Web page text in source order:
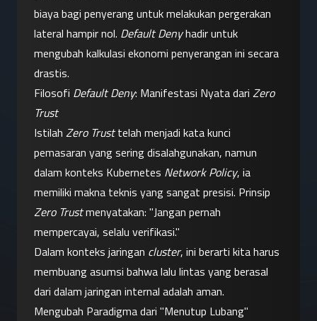
biaya bagi penyerang untuk melakukan pergerakan
lateral hampir nol. Default Deny hadir untuk
mengubah kalkulasi ekonomi penyerangan ini secara
drastis.
Filosofi Default Deny: Manifestasi Nyata dari Zero
Trust
Istilah Zero Trust telah menjadi kata kunci
pemasaran yang sering disalahgunakan, namun
dalam konteks Kubernetes Network Policy, ia
Zero Trust menyatakan: "Jangan pernah
mempercayai, selalu verifikasi."
Dalam konteks jaringan cluster, ini berarti kita harus
membuang asumsi bahwa lalu lintas yang berasal
dari dalam jaringan internal adalah aman.
Mengubah Paradigma dari "Menutup Lubang"